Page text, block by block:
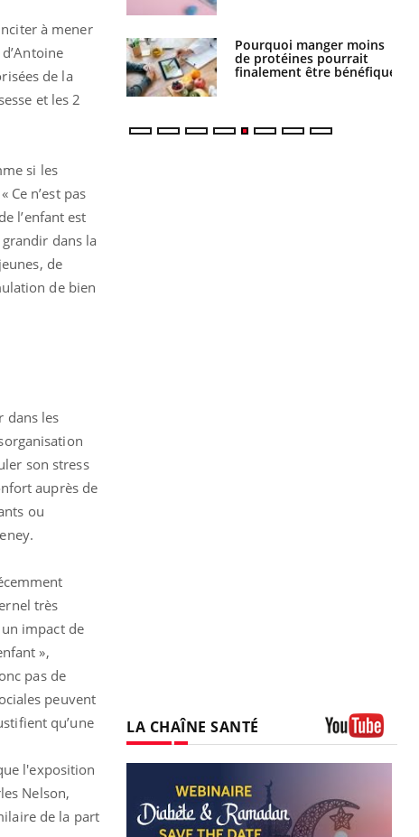
à mener
de la
et les 2
si les
n’est pas
l’enfant est
dans la
de
de bien
dans les
son stress
auprès de
ou
très
impact de
»,
pas de
peuvent
qu’une
l'exposition
Nelson,
de la part
votre ventre
t-il les premiers
vos vacances ?
Pourquoi manger moins
de protéines pourrait
finalement être bénéfique
LA CHAÎNE SANTÉ